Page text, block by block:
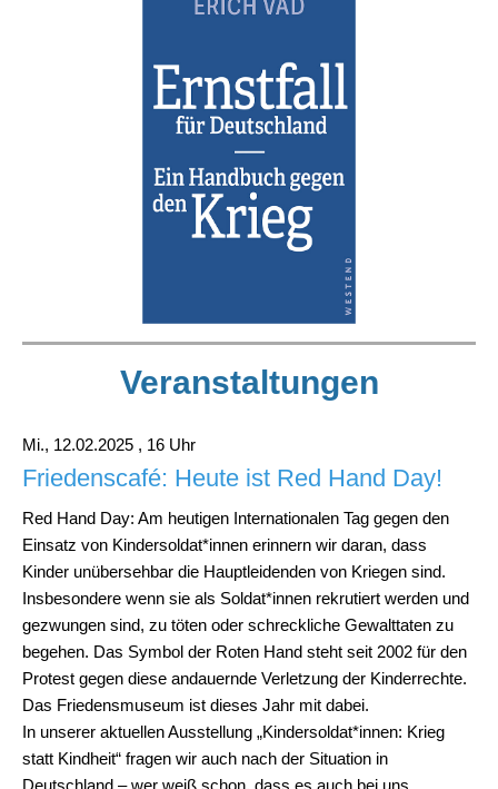
Veranstaltungen
Mi., 12.02.2025 , 16 Uhr
Friedenscafé: Heute ist Red Hand Day!
Red Hand Day: Am heutigen Internationalen Tag gegen den
Einsatz von Kindersoldat*innen erinnern wir daran, dass
Kinder unübersehbar die Hauptleidenden von Kriegen sind.
Insbesondere wenn sie als Soldat*innen rekrutiert werden und
gezwungen sind, zu töten oder schreckliche Gewalttaten zu
begehen. Das Symbol der Roten Hand steht seit 2002 für den
Protest gegen diese andauernde Verletzung der Kinderrechte.
Das Friedensmuseum ist dieses Jahr mit dabei.
In unserer aktuellen Ausstellung „Kindersoldat*innen: Krieg
statt Kindheit“ fragen wir auch nach der Situation in
Deutschland – wer weiß schon, dass es auch bei uns